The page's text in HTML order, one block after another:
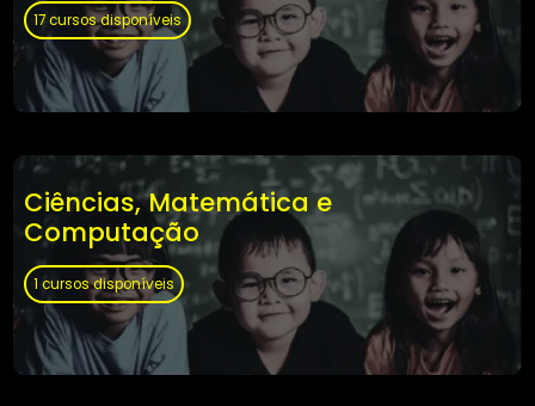
Ciências Sociais, Comunicação e
Informação
Ciências, Matemática e
Computação